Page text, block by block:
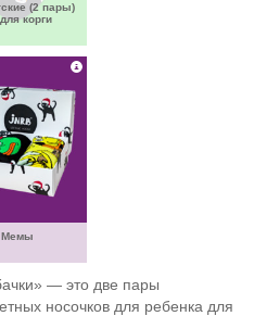
(2 пары)
корги
Мемы
— это две пары
носочков для ребенка для